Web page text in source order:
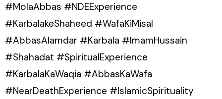
#MolaAbbas #NDEExperience
#KarbalakeShaheed #WafaKiMisal
#AbbasAlamdar #Karbala #ImamHussain
#Shahadat #SpiritualExperience
#KarbalaKaWaqia #AbbasKaWafa
#NearDeathExperience #IslamicSpirituality